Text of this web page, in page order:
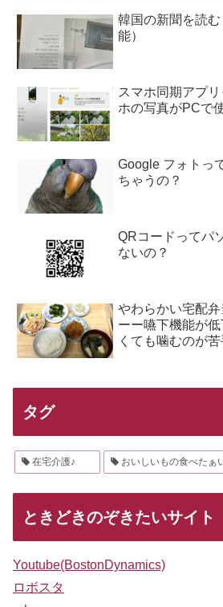
韓国の新聞を読
能）
スマホ同期アプ
ホの写真がPCで
Google フォトっ
ちゃうの？
QRコードってパ
ないの？
やわらかい宅配
ーー嚥下機能が
くても噛むのが苦
タグ
在宅介護♪ おいしいもの食べたぁ
ときどきのぞきたいサイト
Youtube(BostonDynamics)
ロボスタ